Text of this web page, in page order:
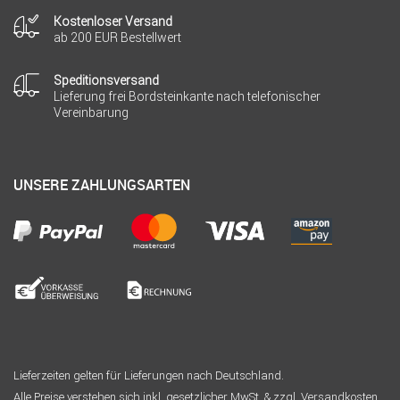
Kostenloser Versand
ab 200 EUR Bestellwert
Speditionsversand
Lieferung frei Bordsteinkante nach telefonischer
Vereinbarung
UNSERE ZAHLUNGSARTEN
Lieferzeiten gelten für Lieferungen nach Deutschland.
Alle Preise verstehen sich inkl. gesetzlicher MwSt. & zzgl. Versandkosten.